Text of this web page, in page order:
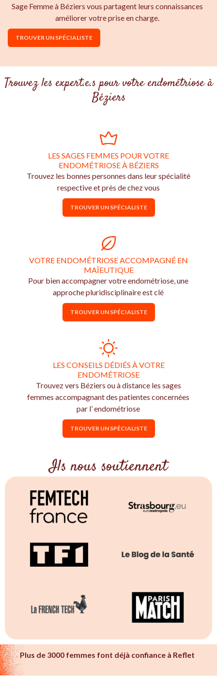
Sage Femme à Béziers vous partagent leurs connaissances
améliorer votre prise en charge.
TROUVER UN SPÉCIALISTE
Trouvez les expert.e.s pour votre endométriose à
Béziers
LES SAGES FEMMES POUR VOTRE
ENDOMÉTRIOSE À BÉZIERS
Trouvez les bonnes personnes dans leur spécialité
respective et près de chez vous
TROUVER UN SPÉCIALISTE
VOTRE ENDOMÉTRIOSE ACCOMPAGNÉ EN
MAÏEUTIQUE
Pour bien accompagner votre endométriose, une
approche pluridisciplinaire est clé
TROUVER UN SPÉCIALISTE
LES CONSEILS DÉDIÉS À VOTRE
ENDOMÉTRIOSE
Trouvez vers Béziers ou à distance les sages
femmes accompagnant des patientes concernées
par l’ endométriose
TROUVER UN SPÉCIALISTE
Ils nous soutiennent
Plus de 3000 femmes font déjà confiance à Reflet